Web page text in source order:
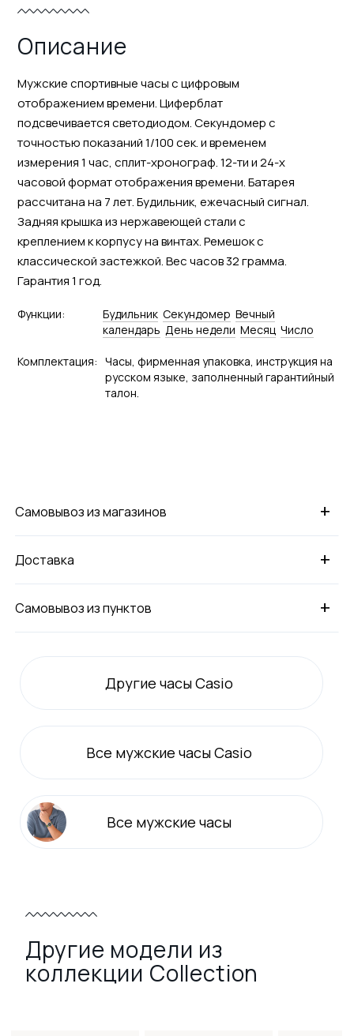
Описание
Мужские спортивные часы с цифровым
отображением времени. Циферблат
подсвечивается светодиодом. Секундомер с
точностью показаний 1/100 сек. и временем
измерения 1 час, сплит-хронограф. 12-ти и 24-х
часовой формат отображения времени. Батарея
рассчитана на 7 лет. Будильник, ежечасный сигнал.
Задняя крышка из нержавеющей стали с
креплением к корпусу на винтах. Ремешок с
классической застежкой. Вес часов 32 грамма.
Гарантия 1 год.
Функции: Будильник Секундомер Вечный
календарь День недели Месяц Число
Комплектация: Часы, фирменная упаковка, инструкция на
русском языке, заполненный гарантийный
талон.
+
Самовывоз из магазинов
+
Доставка
+
Самовывоз из пунктов
Другие часы Casio
Все мужские часы Casio
Все мужские часы
Другие модели из
коллекции Collection